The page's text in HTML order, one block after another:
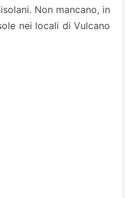
Non mancano, in
nei locali di Vulcano